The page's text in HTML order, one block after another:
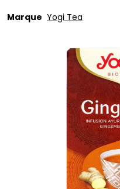
Marque Yogi Tea